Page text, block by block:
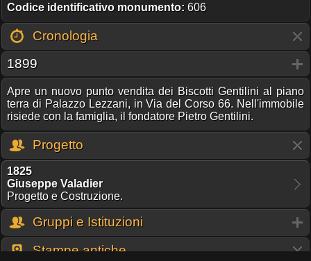
Codice identificativo monumento: 606
Cronologia
1899
Apre un nuovo punto vendita dei Biscotti Gentilini al piano
terra di Palazzo Lezzani, in Via del Corso 66. Nell'immobile
risiede con la famiglia, il fondatore Pietro Gentilini.
Progetto
1825
Giuseppe Valadier
Progetto e Costruzione.
Gruppi e Istituzioni
Stampe antiche